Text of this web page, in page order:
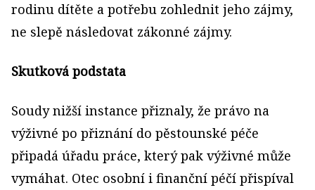
rodinu dítěte a potřebu zohlednit jeho zájmy,
ne slepě následovat zákonné zájmy.
Skutková podstata
Soudy nižší instance přiznaly, že právo na
výživné po přiznání do pěstounské péče
připadá úřadu práce, který pak výživné může
vymáhat. Otec osobní i finanční péčí přispíval